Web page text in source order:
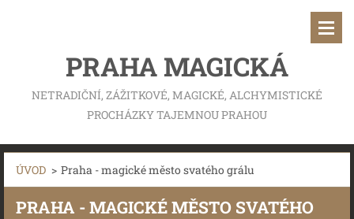
PRAHA MAGICKÁ
NETRADIČNÍ, ZÁŽITKOVÉ, MAGICKÉ, ALCHYMISTICKÉ
PROCHÁZKY TAJEMNOU PRAHOU
ÚVOD > Praha - magické město svatého grálu
PRAHA - MAGICKÉ MĚSTO SVATÉHO